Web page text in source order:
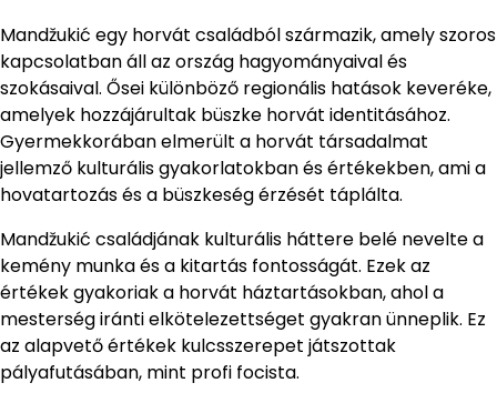
Mandžukić egy horvát családból származik, amely szoros
kapcsolatban áll az ország hagyományaival és
szokásaival. Ősei különböző regionális hatások keveréke,
amelyek hozzájárultak büszke horvát identitásához.
Gyermekkorában elmerült a horvát társadalmat
jellemző kulturális gyakorlatokban és értékekben, ami a
hovatartozás és a büszkeség érzését táplálta.
Mandžukić családjának kulturális háttere belé nevelte a
kemény munka és a kitartás fontosságát. Ezek az
értékek gyakoriak a horvát háztartásokban, ahol a
mesterség iránti elkötelezettséget gyakran ünneplik. Ez
az alapvető értékek kulcsszerepet játszottak
pályafutásában, mint profi focista.